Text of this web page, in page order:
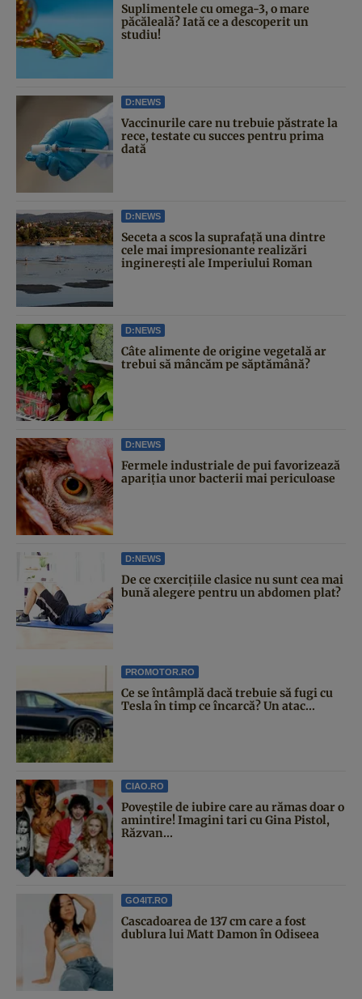
Suplimentele cu omega-3, o mare
păcăleală? Iată ce a descoperit un
studiu!
D:NEWS
Vaccinurile care nu trebuie păstrate la
rece, testate cu succes pentru prima
dată
D:NEWS
Seceta a scos la suprafață una dintre
cele mai impresionante realizări
inginerești ale Imperiului Roman
D:NEWS
Câte alimente de origine vegetală ar
trebui să mâncăm pe săptămână?
D:NEWS
Fermele industriale de pui favorizează
apariția unor bacterii mai periculoase
D:NEWS
De ce cxercițiile clasice nu sunt cea mai
bună alegere pentru un abdomen plat?
PROMOTOR.RO
Ce se întâmplă dacă trebuie să fugi cu
Tesla în timp ce încarcă? Un atac...
CIAO.RO
Poveştile de iubire care au rămas doar o
amintire! Imagini tari cu Gina Pistol,
Răzvan...
GO4IT.RO
Cascadoarea de 137 cm care a fost
dublura lui Matt Damon în Odiseea